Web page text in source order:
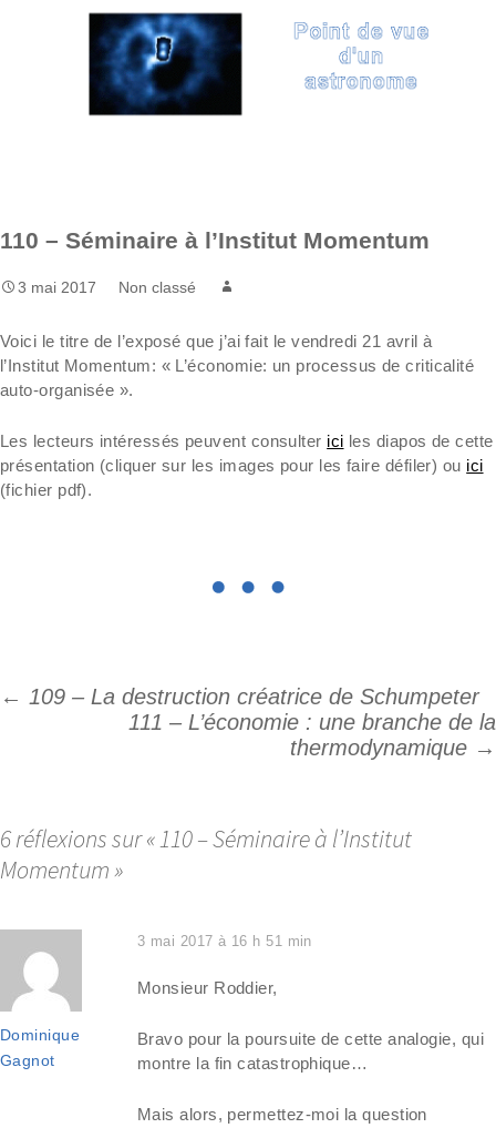
110 – Séminaire à l’Institut Momentum
3 mai 2017 Non classé
Voici le titre de l’exposé que j’ai fait le vendredi 21 avril à
l’Institut Momentum: « L’économie: un processus de criticalité
auto-organisée ».
Les lecteurs intéressés peuvent consulter ici les diapos de cette
présentation (cliquer sur les images pour les faire défiler) ou ici
(fichier pdf).
Navigation
← 109 – La destruction créatrice de Schumpeter
111 – L’économie : une branche de la
thermodynamique →
6 réflexions sur «110 – Séminaire à l’Institut
Momentum»
Dominique
Gagnot
3 mai 2017 à 16 h 51 min
Monsieur Roddier,
Bravo pour la poursuite de cette analogie, qui
montre la fin catastrophique…
Mais alors, permettez-moi la question